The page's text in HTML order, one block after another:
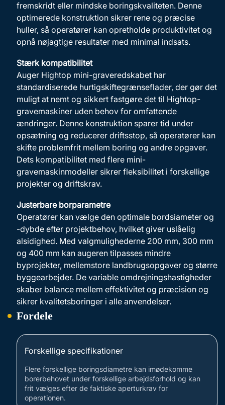
fremskridt eller mindske boringskvaliteten. Denne
optimerede konstruktion sikrer rene og præcise
huller, så operatører kan opretholde produktivitet og
opnå nøjagtige resultater med minimal indsats.
Stærk kompatibilitet
Auger Hightop mini-graveredskabet har
standardiserede hurtigskiftegrænseflader, der gør det
muligt at nemt og sikkert fastgøre det til Hightop-
gravemaskiner uden behov for omfattende
ændringer. Denne konstruktion sparer tid under
opsætning og reducerer driftsstop, så operatører kan
skifte problemfrit mellem boring og andre opgaver.
Dets kompatibilitet med flere mini-
gravemaskinmodeller sikrer fleksibilitet i forskellige
projekter og driftskrav.
Justerbare borparametre
Operatører kan vælge den optimale bordsiameter og
-dybde efter projektbehov, hvilket giver uslåelig
alsidighed. Med valgmulighederne 200 mm, 300 mm
og 400 mm kan augeren tilpasses mindre
byprojekter, mellemstore landbrugsopgaver og større
byggearbejder. De variable omdrejningshastigheder
skaber balance mellem effektivitet og præcision og
sikrer kvalitetsboringer i alle anvendelser.
Fordele
Forskellige specifikationer
Flere forskellige boringsdiametre kan imødekomme
borerbehovet under forskellige arbejdsforhold og kan
frit vælges efter de faktiske aperturkrav for
operationen.